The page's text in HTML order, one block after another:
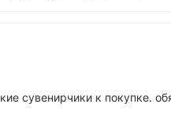
сувенирчики к покупке.